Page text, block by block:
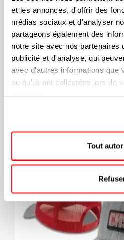
et les annonces, d'offrir des
médias sociaux et d'analyser
partageons également des
notre site avec nos partenaires
publicité et d'analyse, qui
avec d'autres informations que
ou qu'ils ont collectées lors de
Tout
Tuque À
14,39